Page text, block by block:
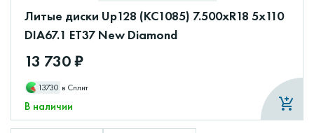
Литые диски Up128 (КС1085) 7.500xR18 5x110
DIA67.1 ET37 New Diamond
13 730 ₽
13730 в Сплит
В наличии